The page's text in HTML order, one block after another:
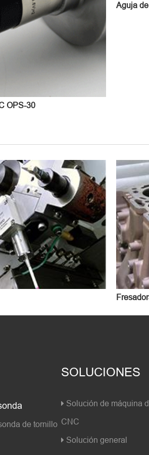
OPS-30
Aguja
de tornillo
SOLUCIONES
Solución de máquina
CNC
Solución general